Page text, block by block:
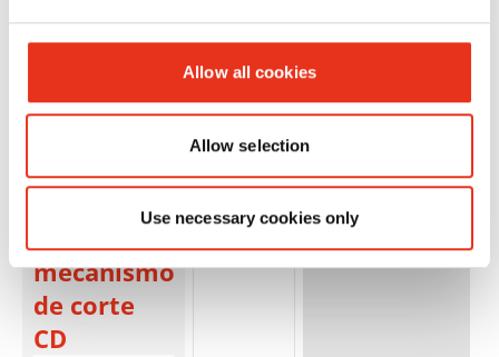
Allow all cookies
Allow selection
Use necessary cookies only
shredstar
X6pro - 2 x
mecanismo
de corte
CD
1046111